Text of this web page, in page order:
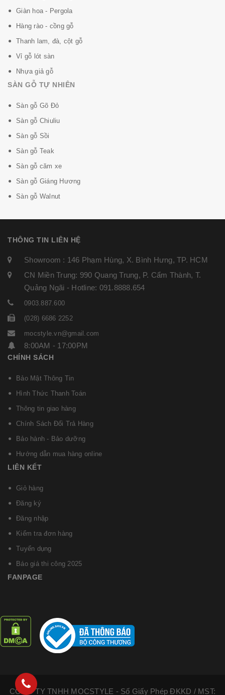
Giàn hoa - Pergola
Hàng rào - cồng gỗ
Thanh lam, đà, cột gỗ
Vỉ gỗ lót sàn
Nhựa giả gỗ
SÀN GỖ TỰ NHIÊN
Sàn gỗ Gõ Đỏ
Sàn gỗ Chiuliu
Sàn gỗ Sồi
Sàn gỗ Teak
Sàn gỗ căm xe
Sàn gỗ Giáng Hương
Sàn gỗ Walnut
THÔNG TIN LIÊN HỆ
Showroom : 146 Phạm Hùng, X. Bình Hưng, TP. HCM
CN Miền Trung: 990 Quang Trung, P. Cẩm Thành, T.
Quảng Ngãi - Hotline: 091.8888.654
0903.887.600
(028) 6686 2252
mocstyle.vn@gmail.com
8:00AM - 17:00PM
CHÍNH SÁCH
Bảo Mật Thông Tin
Hình Thức Thanh Toán
Thông tin giao hàng
Chính Sách Đổi Trả Hàng
Bảo hành - Bảo dưỡng
Hướng dẫn mua hàng online
LIÊN KẾT
Giỏ hàng
Đăng ký
Đăng nhập
Kiểm tra đơn hàng
Tuyển dụng
Báo giá thi công 2025
FANPAGE
CÔNG TY TNHH MOCSTYLE - Số Giấy Phép ĐKKD / MST: